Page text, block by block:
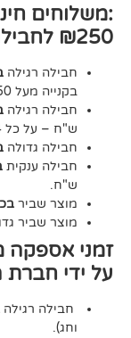
לכל
באזור ירושלים /
בכל הארץ– 35 ש"ח –
בכל הארץ – קרטון מעל
בכל הארץ
בכל הארץ– עד 49 ס"מ – 60 ש"ח.
גדול
בכל הארץ– מעל 50 ס"מ –
מוערכים
המשלוחים:
באזור ירושלים